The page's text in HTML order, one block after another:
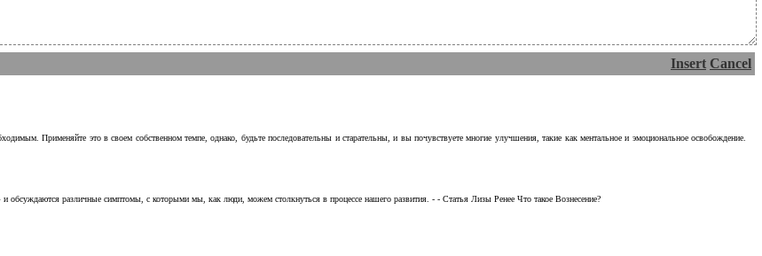
Insert Cancel
Применяйте это в своем собственном темпе, однако, будьте последовательны и старательны, и вы почувствуете многие улучшения, такие как ментальное и эмоциональное освобождение.
обсуждаются различные симптомы, с которыми мы, как люди, можем столкнуться в процессе нашего развития. - - Статья Лизы Ренее Что такое Вознесение?